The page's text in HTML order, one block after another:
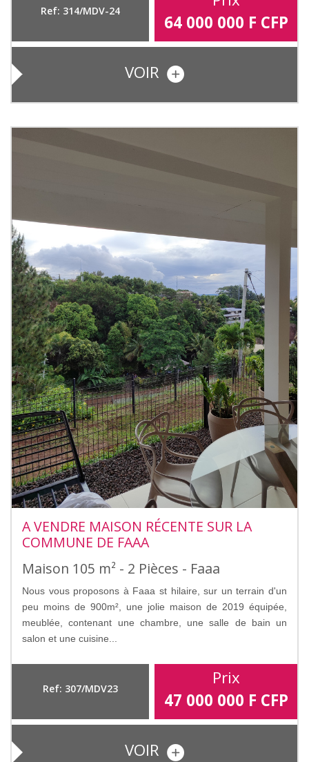
Ref: 314/MDV-24
64 000 000 F CFP
VOIR
A VENDRE MAISON RÉCENTE SUR LA
COMMUNE DE FAAA
Maison 105 m² - 2 Pièces - Faaa
Nous vous proposons à Faaa st hilaire, sur un terrain d'un
peu moins de 900m², une jolie maison de 2019 équipée,
meublée, contenant une chambre, une salle de bain un
salon et une cuisine...
Ref: 307/MDV23
Prix
47 000 000 F CFP
VOIR